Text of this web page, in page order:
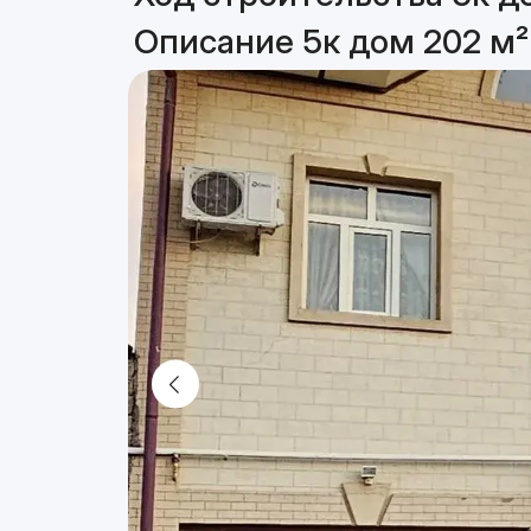
Описание 5к дом 202 м²